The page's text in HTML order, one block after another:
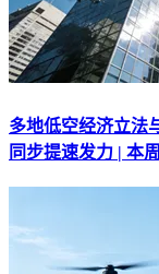
多地低空经济立法
同步提速发力 | 本